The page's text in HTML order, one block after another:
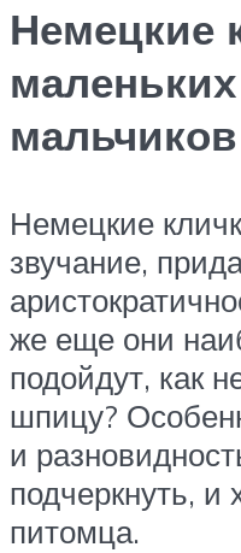
Немецкие
мальчиков
Немецкие
звучание,
же еще они
подойдут, как
шпицу?
и
подчеркнуть, и
питомца.